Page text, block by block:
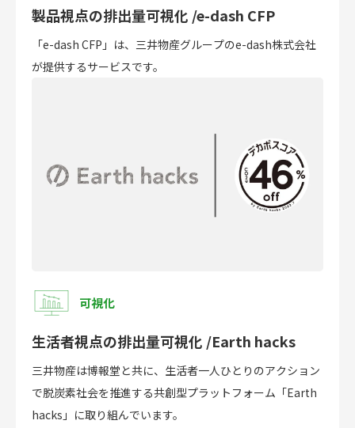
製品視点の排出量可視化 /e-dash CFP
「e-dash CFP」は、三井物産グループのe-dash株式会社
が提供するサービスです。
可視化
生活者視点の排出量可視化 /Earth hacks
三井物産は博報堂と共に、生活者一人ひとりのアクション
で脱炭素社会を推進する共創型プラットフォーム「Earth
hacks」に取り組んでいます。